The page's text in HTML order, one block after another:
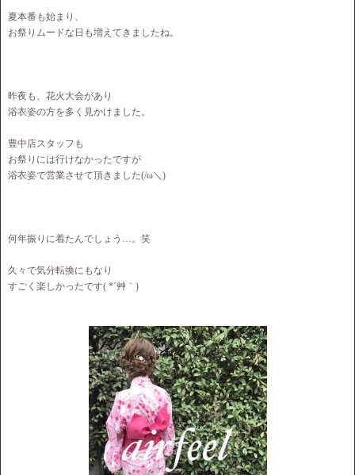
夏本番も始まり、
お祭りムードな日も増えてきましたね。
昨夜も、花火大会があり
浴衣姿の方を多く見かけました。
豊中店スタッフも
お祭りには行けなかったですが
浴衣姿で営業させて頂きました(/ω＼)
何年振りに着たんでしょう…。笑
久々で気分転換にもなり
すごく楽しかったです( *´艸｀)